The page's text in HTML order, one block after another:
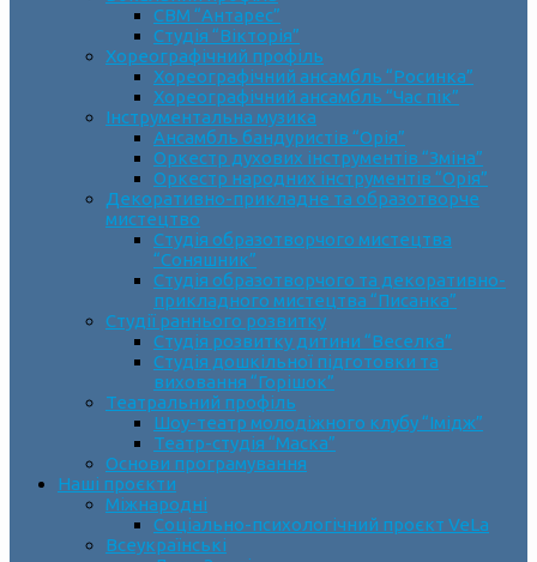
СВМ “Антарес”
Студія “Вікторія”
Хореографічний профіль
Хореографічний ансамбль “Росинка”
Хореографічний ансамбль “Час пік”
Інструментальна музика
Ансамбль бандуристів “Орія”
Оркестр духових інструментів “Зміна”
Оркестр народних інструментів “Орія”
Декоративно-прикладне та образотворче
мистецтво
Cтудія образотворчого мистецтва
“Соняшник”
Студія образотворчого та декоративно-
прикладного мистецтва “Писанка”
Студії раннього розвитку
Студія розвитку дитини “Веселка”
Студія дошкільної підготовки та
виховання “Горішок”
Театральний профіль
Шоу-театр молодіжного клубу “Імідж”
Театр-студія “Маска”
Основи програмування
Наші проєкти
Міжнародні
Соціально-психологічний проєкт VeLa
Всеукраїнські